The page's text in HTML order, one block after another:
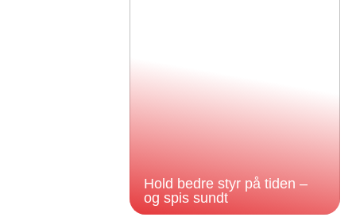
Hold bedre styr på tiden –
og spis sundt